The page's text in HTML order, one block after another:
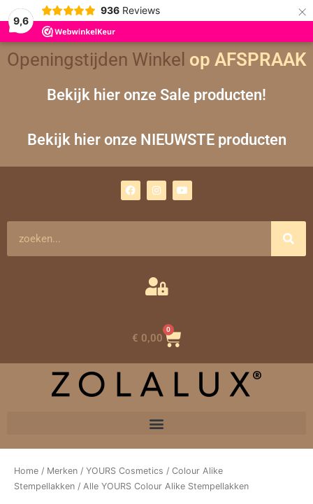
9,6
936 Reviews ×
Openingstijden Winkel op AFSPRAAK
Bekijk hier onze Sale producten!
Bekijk hier onze NIEUWSTE producten
a
c
n
s
m
o
u
€ 0,00
0
Winkelwagen
Home / Merken / YOURS Cosmetics / Colour Alike
Stempellakken / Alle YOURS Colour Alike Stempellakken
Gesorteerd
op
nieuwste